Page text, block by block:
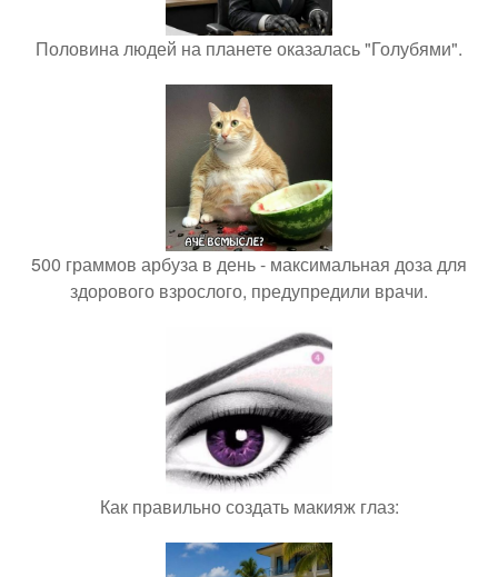
Половина людей на планете оказалась "Голубями".
500 граммов арбуза в день - максимальная доза для
здорового взрослого, предупредили врачи.
Как правильно создать макияж глаз: